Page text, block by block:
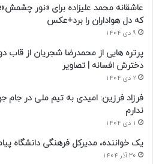
عاشقانه محمد علیزاده برای «نور
که دل هواداران را برد+عکس
9 دی 1404
پرتره هایی از محمدرضا شجریان از قاب
دخترش افسانه | تصاویر
2 دی 1404
فرزاد فرزین: امیدی به تیم ملی در جام
ندارم
1 دی 1404
یک خواننده، مدیرکل فرهنگی دانشگاه
30 آذر 1404